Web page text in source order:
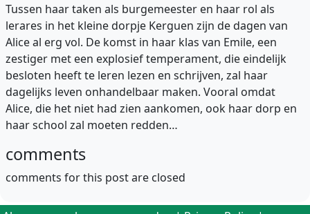
Tussen haar taken als burgemeester en haar rol als
lerares in het kleine dorpje Kerguen zijn de dagen van
Alice al erg vol. De komst in haar klas van Emile, een
zestiger met een explosief temperament, die eindelijk
besloten heeft te leren lezen en schrijven, zal haar
dagelijks leven onhandelbaar maken. Vooral omdat
Alice, die het niet had zien aankomen, ook haar dorp en
haar school zal moeten redden…
comments
comments for this post are closed